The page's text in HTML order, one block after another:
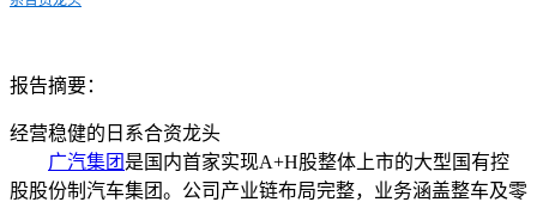
报告摘要：
经营稳健的日系合资龙头
广汽集团 是国内首家实现A+H股整体上市的大型国有控
股股份制汽车集团。 公司产业链布局完整，业务涵盖整车及零